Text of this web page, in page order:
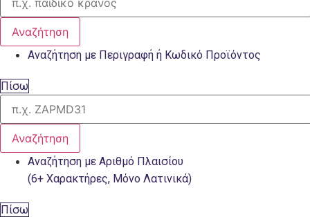
Αναζήτηση
Αναζήτηση με Περιγραφή ή Κωδικό Προϊόντος
Πίσω
Αναζήτηση
Αναζήτηση με Αριθμό Πλαισίου
(6+ Χαρακτήρες, Μόνο Λατινικά)
Πίσω